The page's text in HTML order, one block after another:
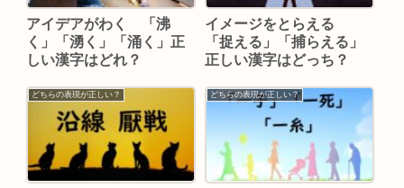
アイデアがわく 「沸
く」「湧く」「涌く」正
しい漢字はどれ？
イメージをとらえる
「捉える」「捕らえる」
正しい漢字はどっち？
どちらの表現が正しい？ どちらの表現が正しい？